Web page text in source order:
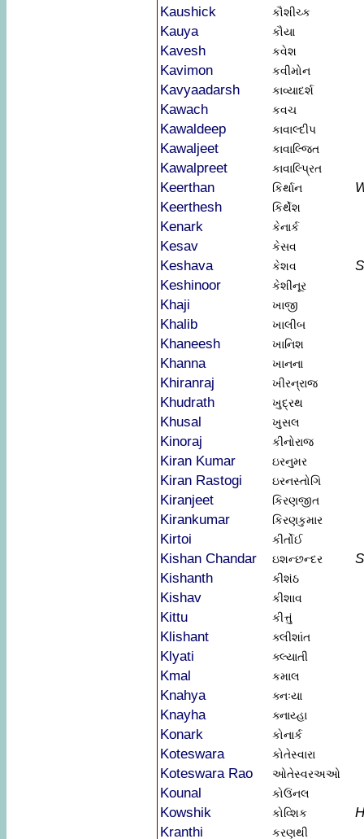
Kaushick
કૌશીચ્ક
Kauya કૌયા
Kavesh કવેશ
Kavimon કવીમોન
Kavyaadarsh કાવ્યાદર્શ
Kawach કવચ
Kawaldeep કાવાલ્દીપ
Kawaljeet કાવાલ્જિત
Kawalpreet કાવાલ્પ્રિત
Keerthan કિર્થાન
Keerthesh
કિર્થેશ
Kenark કેનાર્ક
Kesav કેસવ
Keshava કેશવ
Keshinoor
કેશીનૂર
Khaji ખાજી
Khalib ખાલીબ
Khaneesh ખાનિશ
Khanna ખાનના
Khiranraj ખીરન્રાજ
Khudrath ખુદ્રથ
Khusal ખુસલ
Kinoraj કીનોરાજ
Kiran Kumar ઇરનુમર
Kiran Rastogi ઇરનસ્તોગિ
Kiranjeet કિરણજીત
Kirankumar કિરણકુમાર
Kirtoi કીર્તોઈ
Kishan Chandar ઇશન્છન્દર
Kishanth
કીશંઠ
Kishav કીશાવ
Kittu કીત્તું
Klishant ક્લીશાંત
Klyati ક્લ્યાતી
Kmal કમાલ
Knahya ક્નઃયા
Knayha ક્નાય્હા
Konark કોનાર્ક
Koteswara કોતેસ્વારા
Koteswara Rao ઓતેસ્વરઅઓ
Kounal કોઉંનલ
Kowshik કોવ્શિક
Kranthi
કરણથી